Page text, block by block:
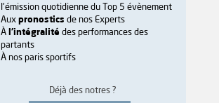
l'émission quotidienne du Top 5 évènement
Aux pronostics de nos Experts
À l'intégralité des performances des
partants
À nos paris sportifs
Déjà des notres ?